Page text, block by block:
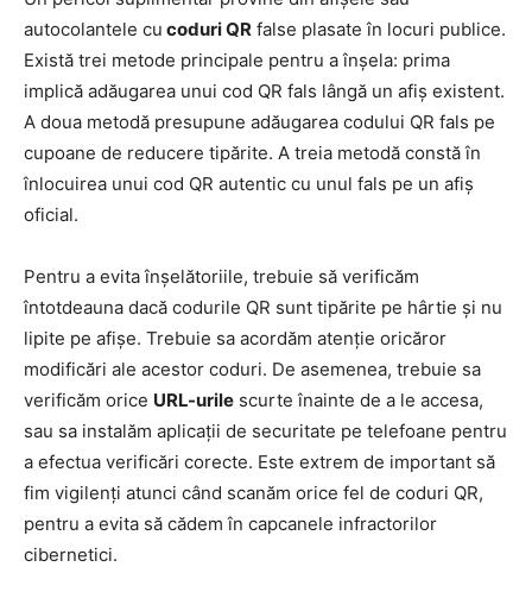
autocolantele cu coduri QR false plasate în locuri publice.
Există trei metode principale pentru a înșela: prima
implică adăugarea unui cod QR fals lângă un afiș existent.
A doua metodă presupune adăugarea codului QR fals pe
cupoane de reducere tipărite. A treia metodă constă în
înlocuirea unui cod QR autentic cu unul fals pe un afiș
oficial.
Pentru a evita înșelătoriile, trebuie să verificăm
întotdeauna dacă codurile QR sunt tipărite pe hârtie și nu
lipite pe afișe. Trebuie sa acordăm atenție oricăror
modificări ale acestor coduri. De asemenea, trebuie sa
verificăm orice URL-urile scurte înainte de a le accesa,
sau sa instalăm aplicații de securitate pe telefoane pentru
a efectua verificări corecte. Este extrem de important să
fim vigilenți atunci când scanăm orice fel de coduri QR,
pentru a evita să cădem în capcanele infractorilor
cibernetici.